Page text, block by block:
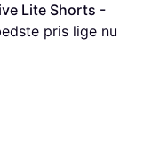
Lite Shorts -
pris lige nu